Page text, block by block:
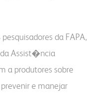
da FAPA,
Assist�ncia
a produtores sobre
e manejar